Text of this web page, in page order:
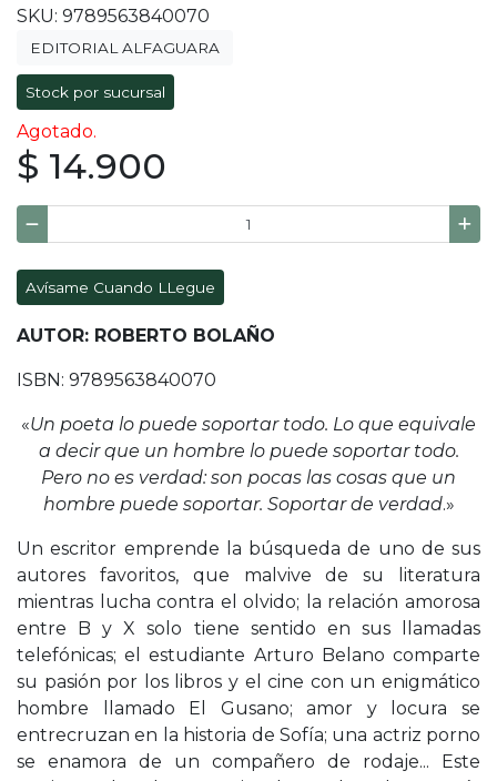
SKU: 9789563840070
EDITORIAL ALFAGUARA
Stock por sucursal
Agotado.
$ 14.900
Avísame Cuando LLegue
AUTOR: ROBERTO BOLAÑO
ISBN: 9789563840070
«Un poeta lo puede soportar todo. Lo que equivale
a decir que un hombre lo puede soportar todo.
Pero no es verdad: son pocas las cosas que un
hombre puede soportar. Soportar de verdad.»
Un escritor emprende la búsqueda de uno de sus
autores favoritos, que malvive de su literatura
mientras lucha contra el olvido; la relación amorosa
entre B y X solo tiene sentido en sus llamadas
telefónicas; el estudiante Arturo Belano comparte
su pasión por los libros y el cine con un enigmático
hombre llamado El Gusano; amor y locura se
entrecruzan en la historia de Sofía; una actriz porno
se enamora de un compañero de rodaje... Este